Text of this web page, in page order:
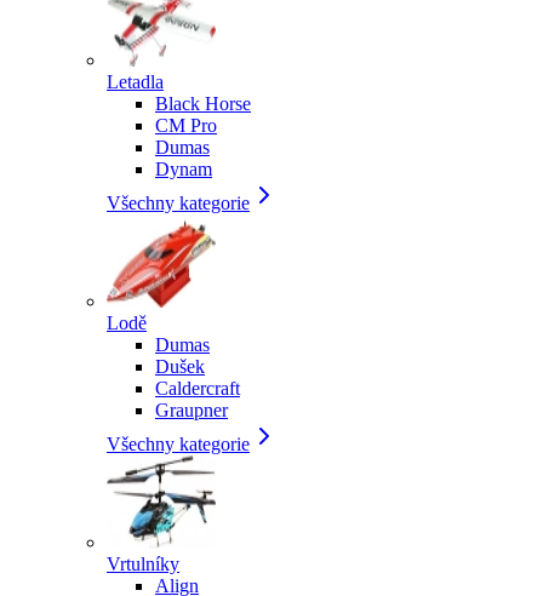
Letadla
Black Horse
CM Pro
Dumas
Dynam
Všechny kategorie
Lodě
Dumas
Dušek
Caldercraft
Graupner
Všechny kategorie
Vrtulníky
Align